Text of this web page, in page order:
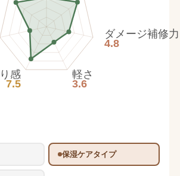
ダメージ補修力
4.8
軽さ
3.6
感
7.5
保湿ケアタイプ